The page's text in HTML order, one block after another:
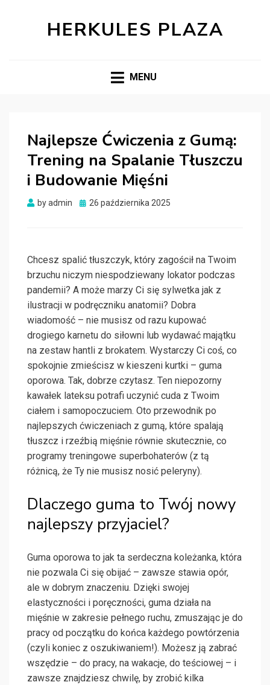
HERKULES PLAZA
MENU
Najlepsze Ćwiczenia z Gumą:
Trening na Spalanie Tłuszczu
i Budowanie Mięśni
byadmin
Posted
26 października 2025
Chcesz spalić tłuszczyk, który zagościł na Twoim
brzuchu niczym niespodziewany lokator podczas
pandemii? A może marzy Ci się sylwetka jak z
ilustracji w podręczniku anatomii? Dobra
wiadomość – nie musisz od razu kupować
drogiego karnetu do siłowni lub wydawać majątku
na zestaw hantli z brokatem. Wystarczy Ci coś, co
spokojnie zmieścisz w kieszeni kurtki – guma
oporowa. Tak, dobrze czytasz. Ten niepozorny
kawałek lateksu potrafi uczynić cuda z Twoim
ciałem i samopoczuciem. Oto przewodnik po
najlepszych ćwiczeniach z gumą, które spalają
tłuszcz i rzeźbią mięśnie równie skutecznie, co
programy treningowe superbohaterów (z tą
różnicą, że Ty nie musisz nosić peleryny).
Dlaczego guma to Twój nowy
najlepszy przyjaciel?
Guma oporowa to jak ta serdeczna koleżanka, która
nie pozwala Ci się obijać – zawsze stawia opór,
ale w dobrym znaczeniu. Dzięki swojej
elastyczności i poręczności, guma działa na
mięśnie w zakresie pełnego ruchu, zmuszając je do
pracy od początku do końca każdego powtórzenia
(czyli koniec z oszukiwaniem!). Możesz ją zabrać
wszędzie – do pracy, na wakacje, do teściowej – i
zawsze znajdziesz chwilę, by zrobić kilka